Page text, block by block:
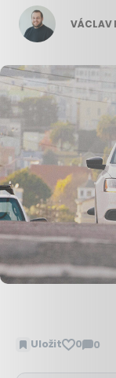
VÁCLAV
Uložit 0 0